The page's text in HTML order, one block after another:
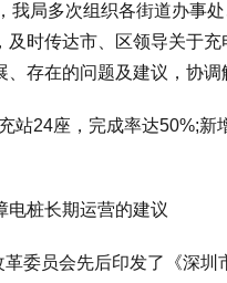
我局多次组织各街道办事
时传达市、区领导关于
存在的问题及建议，协调
24座，完成率达50%;新
桩长期运营的建议
员会先后印发了《深圳